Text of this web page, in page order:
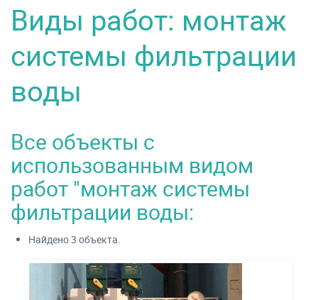
Виды работ: монтаж
системы фильтрации
воды
Все объекты с
использованным видом
работ "монтаж системы
фильтрации воды:
Найдено 3 объекта.